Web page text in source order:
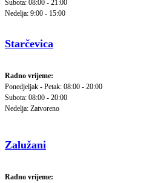
Subota: 08:00 - 21:00
Nedelja: 9:00 - 15:00
Starčevica
Radno vrijeme:
Ponedjeljak - Petak: 08:00 - 20:00
Subota: 08:00 - 20:00
Nedelja: Zatvoreno
Zalužani
Radno vrijeme: